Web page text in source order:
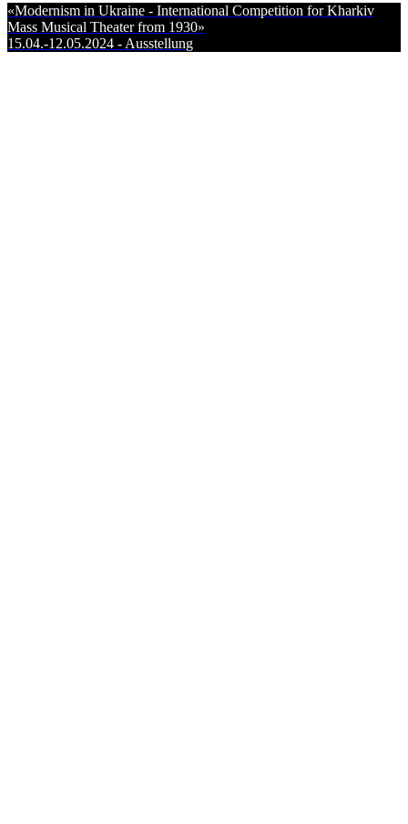
«Modernism in Ukraine - International Competition for Kharkiv
Mass Musical Theater from 1930»
15.04.-12.05.2024 - Ausstellung